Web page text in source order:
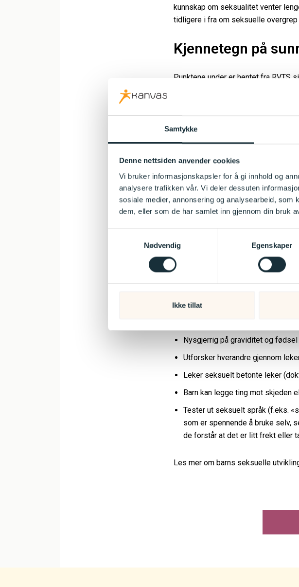
Samtykke
Denne nettsiden anvender cookies
Vi bruker informasjonskapsler for å gi innhold og
analysere trafikken vår. Vi deler dessuten
sosiale medier, annonsering og analysearbeid, som
dem, eller som de har samlet inn gjennom din bruk
Nødvendig
Egenskaper
Ikke tillat
kunnskap om seksualitet venter
tidligere i fra om seksuelle
Kjennetegn på
Punktene under er hentet fra RVTS
Kan vise tegn på seksuell
skjeden)
Fryder seg over å være nakne
Liker å ta på egne kjønnsorganer
Er nysgjerrige på kropp, både
Kan stimulere seg selv
Er opptatt av bæsj, tiss og promp
Barn 3-6 år
Kan stimulere seg selv, men
Snakker sammen om
Nysgjerrig på graviditet og fødsel
Utforsker hverandre gjennom
Leker seksuelt betonte leker
Barn kan legge ting mot skjeden
Tester ut seksuelt språk (f.eks.
som er spennende å bruke selv,
de forstår at det er litt frekt eller
Les mer om barns seksuelle